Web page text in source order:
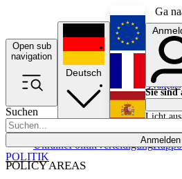
Ga
Open sub
navigation
Suchen
Anmelden
POLICY AREAS
UkrainePolitikVerteidigung
Deutsch
English
Français
Sie sind
Licht aus
POLITIK